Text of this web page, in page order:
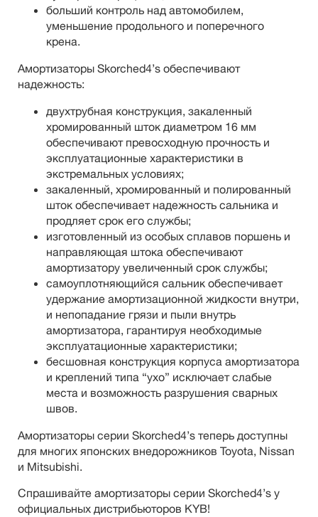
больший контроль над автомобилем,
уменьшение продольного и поперечного
крена.
Амортизаторы Skorched4’s обеспечивают
надежность:
двухтрубная конструкция, закаленный
хромированный шток диаметром 16 мм
обеспечивают превосходную прочность и
эксплуатационные характеристики в
экстремальных условиях;
закаленный, хромированный и полированный
шток обеспечивает надежность сальника и
продляет срок его службы;
изготовленный из особых сплавов поршень и
направляющая штока обеспечивают
амортизатору увеличенный срок службы;
самоуплотняющийся сальник обеспечивает
удержание амортизационной жидкости внутри,
и непопадание грязи и пыли внутрь
амортизатора, гарантируя необходимые
эксплуатационные характеристики;
бесшовная конструкция корпуса амортизатора
и креплений типа “ухо” исключает слабые
места и возможность разрушения сварных
швов.
Амортизаторы серии Skorched4’s теперь доступны
для многих японских внедорожников Toyota, Nissan
и Mitsubishi.
Спрашивайте амортизаторы серии Skorched4’s у
официальных дистрибьюторов KYB!